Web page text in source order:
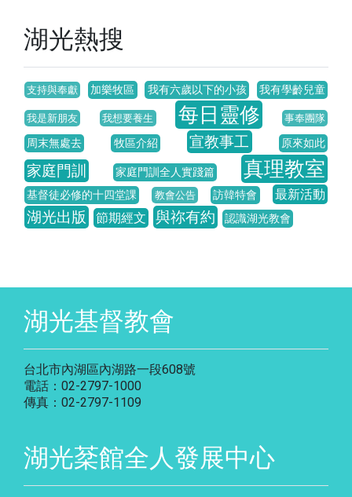
湖光熱搜
支持與奉獻 加樂牧區 我有六歲以下的小孩 我有學齡兒童
我是新朋友 我想要養生 每日靈修 事奉團隊
周末無處去 牧區介紹 宣教事工 原來如此
家庭門訓 家庭門訓全人實踐篇 真理教室
基督徒必修的十四堂課 教會公告 訪韓特會 最新活動
湖光出版 節期經文 與祢有約 認識湖光教會
湖光基督教會
台北市內湖區內湖路一段608號
電話：02-2797-1000
傳真：02-2797-1109
湖光棻館全人發展中心